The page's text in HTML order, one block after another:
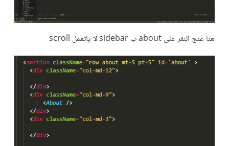
هنا عنج النقر على about ب sidebar لا ياتعمل scroll